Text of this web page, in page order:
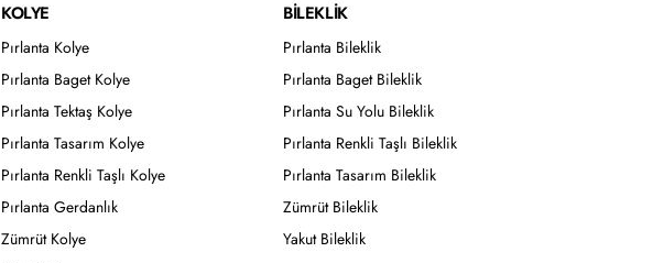
KOLYE
Pırlanta Kolye
Pırlanta Baget Kolye
Pırlanta Tektaş Kolye
Pırlanta Tasarım Kolye
Pırlanta Renkli Taşlı Kolye
Pırlanta Gerdanlık
Zümrüt Kolye
BİLEKLİK
Pırlanta Bileklik
Pırlanta Baget Bileklik
Pırlanta Su Yolu Bileklik
Pırlanta Renkli Taşlı Bileklik
Pırlanta Tasarım Bileklik
Zümrüt Bileklik
Yakut Bileklik